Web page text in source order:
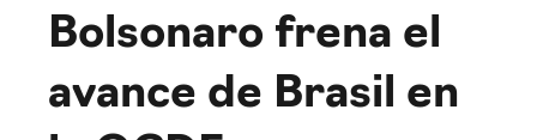
Bolsonaro frena el
avance de Brasil en